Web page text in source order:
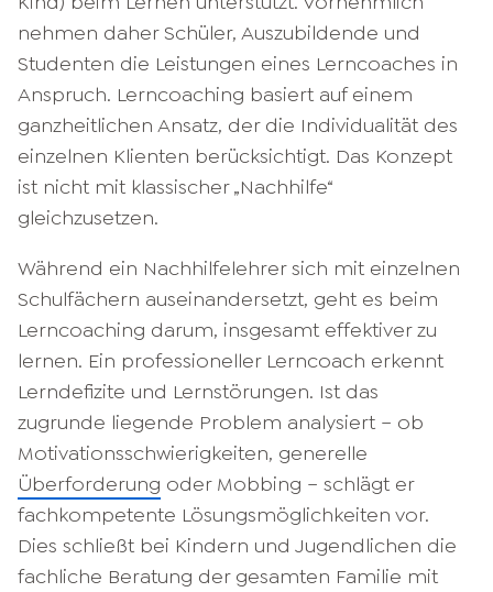
nehmen daher Schüler, Auszubildende und
Studenten die Leistungen eines Lerncoaches in
Anspruch. Lerncoaching basiert auf einem
ganzheitlichen Ansatz, der die Individualität des
einzelnen Klienten berücksichtigt. Das Konzept
ist nicht mit klassischer „Nachhilfe“
gleichzusetzen.
Während ein Nachhilfelehrer sich mit einzelnen
Schulfächern auseinandersetzt, geht es beim
Lerncoaching darum, insgesamt effektiver zu
lernen. Ein professioneller Lerncoach erkennt
Lerndefizite und Lernstörungen. Ist das
zugrunde liegende Problem analysiert – ob
Motivationsschwierigkeiten, generelle
Überforderung oder Mobbing – schlägt er
fachkompetente Lösungsmöglichkeiten vor.
Dies schließt bei Kindern und Jugendlichen die
fachliche Beratung der gesamten Familie mit